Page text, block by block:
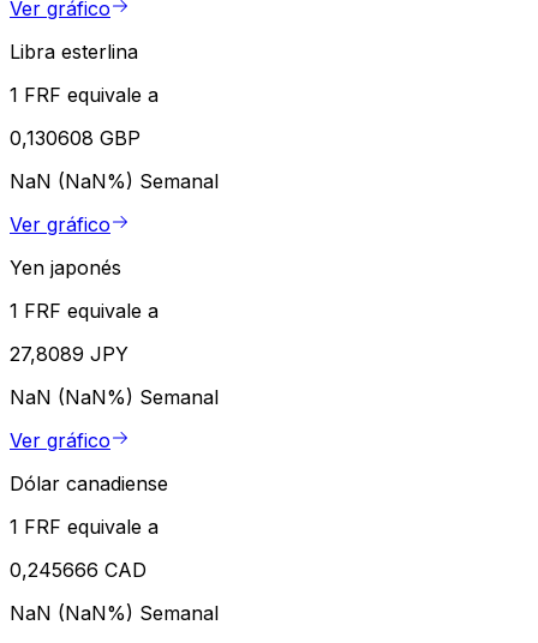
Ver gráfico
Libra esterlina
1 FRF equivale a
0,130608 GBP
NaN (NaN%) Semanal
Ver gráfico
Yen japonés
1 FRF equivale a
27,8089 JPY
NaN (NaN%) Semanal
Ver gráfico
Dólar canadiense
1 FRF equivale a
0,245666 CAD
NaN (NaN%) Semanal